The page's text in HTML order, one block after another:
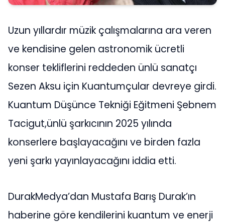
Uzun yıllardır müzik çalışmalarına ara veren
ve kendisine gelen astronomik ücretli
konser tekliflerini reddeden ünlü sanatçı
Sezen Aksu için Kuantumçular devreye girdi.
Kuantum Düşünce Tekniği Eğitmeni Şebnem
Tacigut,ünlü şarkıcının 2025 yılında
konserlere başlayacağını ve birden fazla
yeni şarkı yayınlayacağını iddia etti.
DurakMedya’dan Mustafa Barış Durak’ın
haberine göre kendilerini kuantum ve enerji